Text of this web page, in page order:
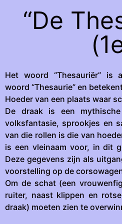
“De
Het woord “Thesauriër” is
woord “Thesaurie” en
Hoeder van een plaats waar
De draak is een
volksfantasie, sprookjes en
van die rollen is die van
is een vleinaam voor, in dit
Deze gegevens zijn als
voorstelling op de
Om de schat (een
ruiter, naast klippen en
draak) moeten zien te